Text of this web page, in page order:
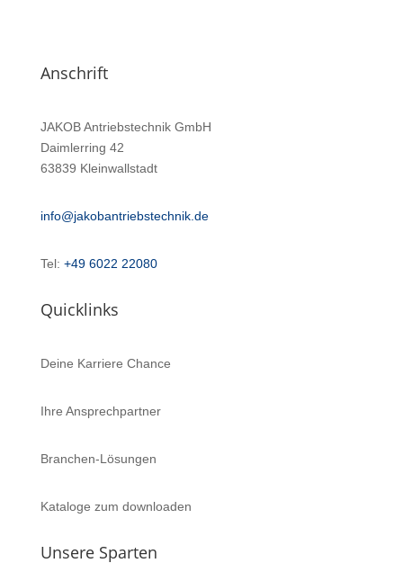
Anschrift
JAKOB Antriebstechnik GmbH
Daimlerring 42
63839 Kleinwallstadt
info@jakobantriebstechnik.de
Tel: +49 6022 22080
Quicklinks
Deine Karriere Chance
Ihre Ansprechpartner
Branchen-Lösungen
Kataloge zum downloaden
Unsere Sparten